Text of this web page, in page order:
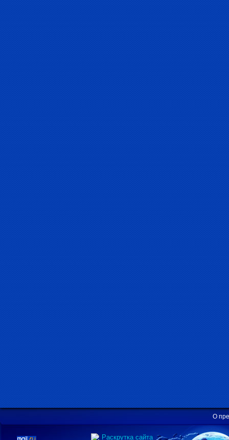
Раскрутка сайта
О